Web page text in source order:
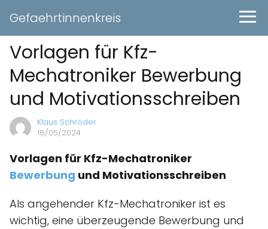
Gefaehrtinnenkreis
Vorlagen für Kfz-
Mechatroniker Bewerbung
und Motivationsschreiben
Klaus Schröder
18/05/2024
Vorlagen für Kfz-Mechatroniker
Bewerbung und Motivationsschreiben
Als angehender Kfz-Mechatroniker ist es
wichtig, eine überzeugende Bewerbung und